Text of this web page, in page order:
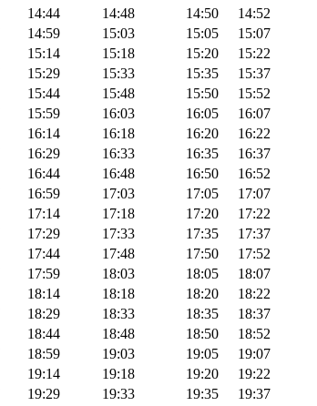
14:44 14:48 14:50 14:52
14:59 15:03 15:05 15:07
15:14 15:18 15:20 15:22
15:29 15:33 15:35 15:37
15:44 15:48 15:50 15:52
15:59 16:03 16:05 16:07
16:14 16:18 16:20 16:22
16:29 16:33 16:35 16:37
16:44 16:48 16:50 16:52
16:59 17:03 17:05 17:07
17:14 17:18 17:20 17:22
17:29 17:33 17:35 17:37
17:44 17:48 17:50 17:52
17:59 18:03 18:05 18:07
18:14 18:18 18:20 18:22
18:29 18:33 18:35 18:37
18:44 18:48 18:50 18:52
18:59 19:03 19:05 19:07
19:14 19:18 19:20 19:22
19:29 19:33 19:35 19:37